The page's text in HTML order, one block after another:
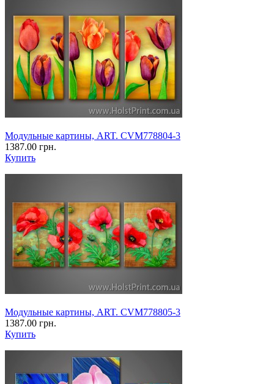
Модульные картины, ART. CVM778804-3
1387.00 грн.
Купить
Модульные картины, ART. CVM778805-3
1387.00 грн.
Купить